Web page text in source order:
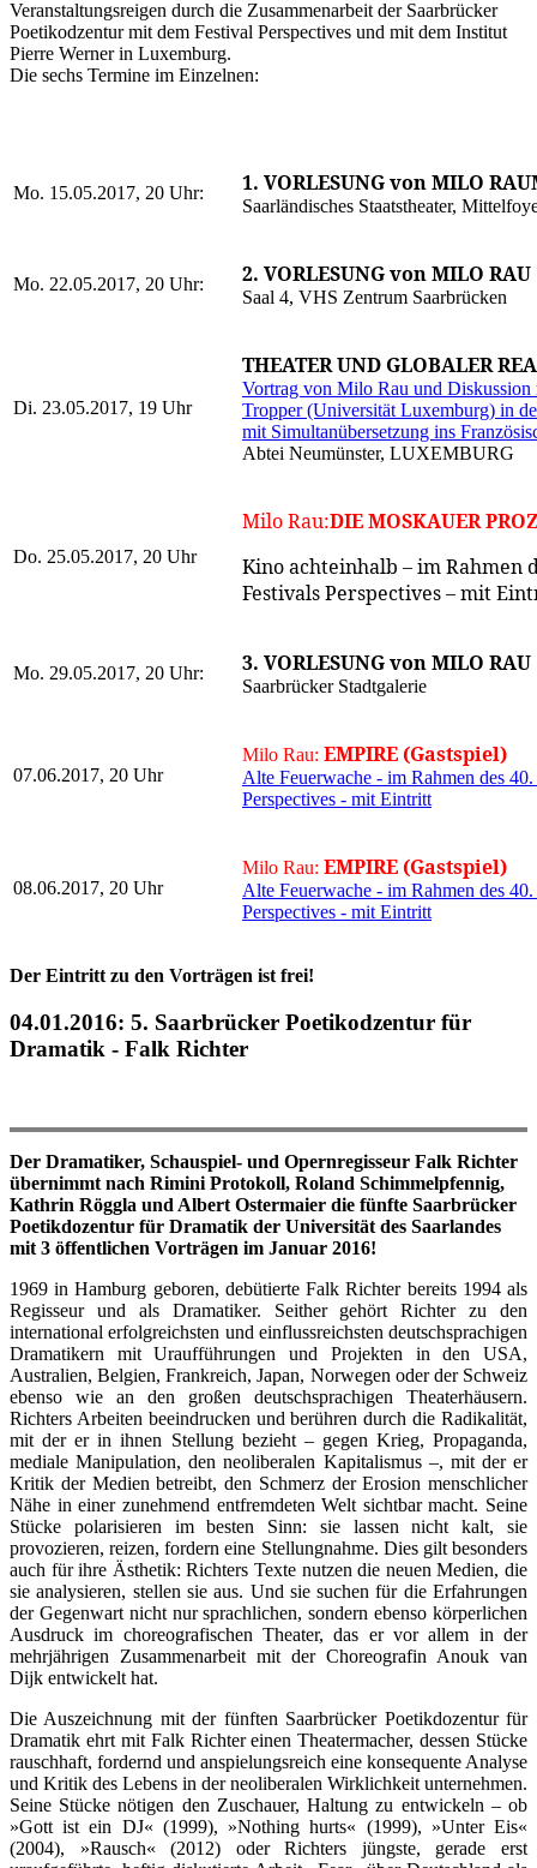
Veranstaltungsreigen durch die Zusammenarbeit der Saarbrücker
Poetikodzentur mit dem Festival Perspectives und mit dem Institut
Pierre Werner in Luxemburg.
Die sechs Termine im Einzelnen:
Mo. 15.05.2017, 20 Uhr: 1. VORLESUNG von MILO
Saarländisches Staatstheater,
Mo. 22.05.2017, 20 Uhr: 2. VORLESUNG von MILO RAU
Saal 4, VHS Zentrum Saarbrücken
Di. 23.05.2017, 19 Uhr
THEATER UND GLOBALER
Vortrag von Milo Rau und Diskussion
Tropper (Universität Luxemburg) in
mit Simultanübersetzung ins
Abtei Neumünster, LUXEMBURG
Do. 25.05.2017, 20 Uhr
Milo Rau:DIE MOSKAUER
Kino achteinhalb – im Rahmen
Festivals Perspectives – mit
Mo. 29.05.2017, 20 Uhr: 3. VORLESUNG von MILO RAU
Saarbrücker Stadtgalerie
07.06.2017, 20 Uhr
Milo Rau: EMPIRE (Gastspiel)
Alte Feuerwache - im Rahmen des 40.
Perspectives - mit Eintritt
08.06.2017, 20 Uhr
Milo Rau: EMPIRE (Gastspiel)
Alte Feuerwache - im Rahmen des 40.
Perspectives - mit Eintritt
Der Eintritt zu den Vorträgen ist frei!
04.01.2016: 5. Saarbrücker Poetikodzentur für
Dramatik - Falk Richter
Der Dramatiker, Schauspiel- und Opernregisseur Falk Richter
übernimmt nach Rimini Protokoll, Roland Schimmelpfennig,
Kathrin Röggla und Albert Ostermaier die fünfte Saarbrücker
Poetikdozentur für Dramatik der Universität des Saarlandes
mit 3 öffentlichen Vorträgen im Januar 2016!
1969 in Hamburg geboren, debütierte Falk Richter bereits 1994 als
Regisseur und als Dramatiker. Seither gehört Richter zu den
international erfolgreichsten und einflussreichsten deutschsprachigen
Dramatikern mit Uraufführungen und Projekten in den USA,
Australien, Belgien, Frankreich, Japan, Norwegen oder der Schweiz
ebenso wie an den großen deutschsprachigen Theaterhäusern.
Richters Arbeiten beeindrucken und berühren durch die Radikalität,
mit der er in ihnen Stellung bezieht – gegen Krieg, Propaganda,
mediale Manipulation, den neoliberalen Kapitalismus –, mit der er
Kritik der Medien betreibt, den Schmerz der Erosion menschlicher
Nähe in einer zunehmend entfremdeten Welt sichtbar macht. Seine
Stücke polarisieren im besten Sinn: sie lassen nicht kalt, sie
provozieren, reizen, fordern eine Stellungnahme. Dies gilt besonders
auch für ihre Ästhetik: Richters Texte nutzen die neuen Medien, die
sie analysieren, stellen sie aus. Und sie suchen für die Erfahrungen
der Gegenwart nicht nur sprachlichen, sondern ebenso körperlichen
Ausdruck im choreografischen Theater, das er vor allem in der
mehrjährigen Zusammenarbeit mit der Choreografin Anouk van
Dijk entwickelt hat.
Die Auszeichnung mit der fünften Saarbrücker Poetikdozentur für
Dramatik ehrt mit Falk Richter einen Theatermacher, dessen Stücke
rauschhaft, fordernd und anspielungsreich eine konsequente Analyse
und Kritik des Lebens in der neoliberalen Wirklichkeit unternehmen.
Seine Stücke nötigen den Zuschauer, Haltung zu entwickeln – ob
»Gott ist ein DJ« (1999), »Nothing hurts« (1999), »Unter Eis«
(2004), »Rausch« (2012) oder Richters jüngste, gerade erst